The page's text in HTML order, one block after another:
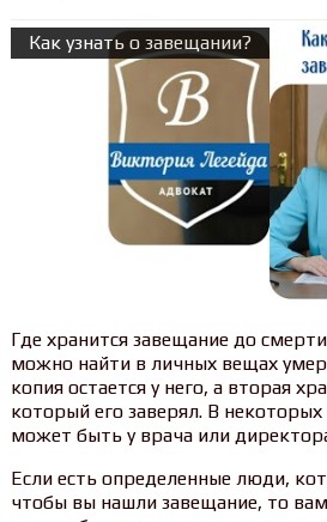
Как узнать о завещании?
Где хранится завещание до
можно найти в личных вещах
копия остается у него, а вторая
который его заверял. В некоторых
может быть у врача или
Если есть определенные люди,
чтобы вы нашли завещание, то